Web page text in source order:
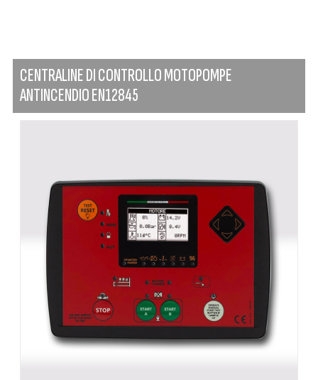
CENTRALINE DI CONTROLLO MOTOPOMPE
ANTINCENDIO EN12845